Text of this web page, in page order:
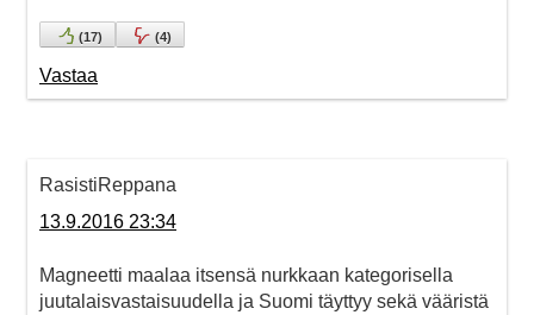
(17) (4)
Vastaa
RasistiReppana
13.9.2016 23:34
Magneetti maalaa itsensä nurkkaan kategorisella
juutalaisvastaisuudella ja Suomi täyttyy sekä vääristä